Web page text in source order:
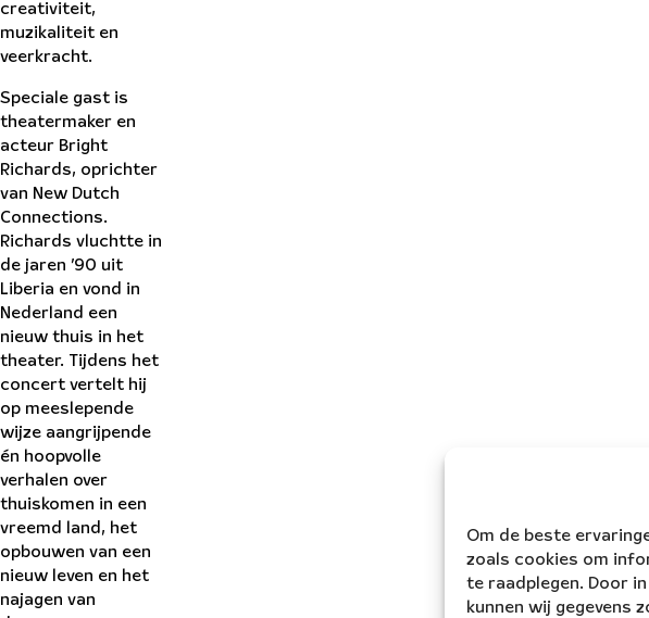
Om de beste
zoals cookies om
te raadplegen. Door
kunnen wij gegevens
creativiteit,
muzikaliteit en
veerkracht.
Speciale gast is
theatermaker en
acteur Bright
Richards, oprichter
van New Dutch
Connections.
Richards vluchtte in
de jaren ’90 uit
Liberia en vond in
Nederland een
nieuw thuis in het
theater. Tijdens het
concert vertelt hij
op meeslepende
wijze aangrijpende
én hoopvolle
verhalen over
thuiskomen in een
vreemd land, het
opbouwen van een
nieuw leven en het
najagen van